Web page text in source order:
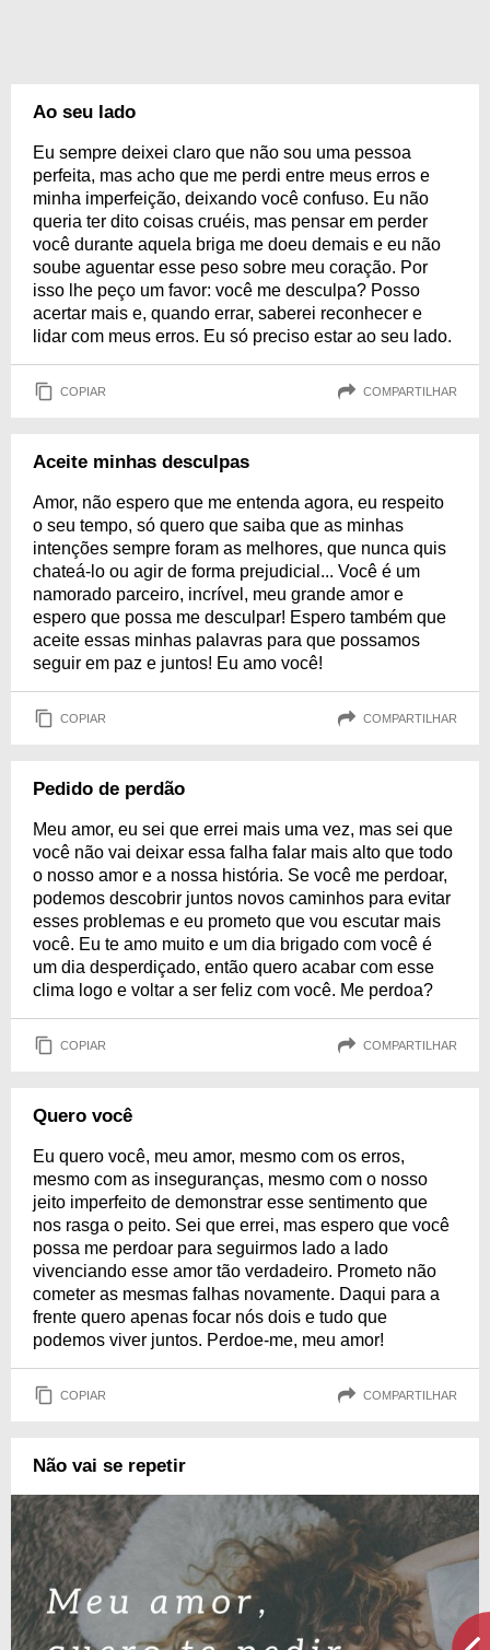
Ao seu lado
Eu sempre deixei claro que não sou uma pessoa
perfeita, mas acho que me perdi entre meus erros e
minha imperfeição, deixando você confuso. Eu não
queria ter dito coisas cruéis, mas pensar em perder
você durante aquela briga me doeu demais e eu não
soube aguentar esse peso sobre meu coração. Por
isso lhe peço um favor: você me desculpa? Posso
acertar mais e, quando errar, saberei reconhecer e
lidar com meus erros. Eu só preciso estar ao seu lado.
COPIAR COMPARTILHAR
Aceite minhas desculpas
Amor, não espero que me entenda agora, eu respeito
o seu tempo, só quero que saiba que as minhas
intenções sempre foram as melhores, que nunca quis
chateá-lo ou agir de forma prejudicial... Você é um
namorado parceiro, incrível, meu grande amor e
espero que possa me desculpar! Espero também que
aceite essas minhas palavras para que possamos
seguir em paz e juntos! Eu amo você!
COPIAR COMPARTILHAR
Pedido de perdão
Meu amor, eu sei que errei mais uma vez, mas sei que
você não vai deixar essa falha falar mais alto que todo
o nosso amor e a nossa história. Se você me perdoar,
podemos descobrir juntos novos caminhos para evitar
esses problemas e eu prometo que vou escutar mais
você. Eu te amo muito e um dia brigado com você é
um dia desperdiçado, então quero acabar com esse
clima logo e voltar a ser feliz com você. Me perdoa?
COPIAR COMPARTILHAR
Quero você
Eu quero você, meu amor, mesmo com os erros,
mesmo com as inseguranças, mesmo com o nosso
jeito imperfeito de demonstrar esse sentimento que
nos rasga o peito. Sei que errei, mas espero que você
possa me perdoar para seguirmos lado a lado
vivenciando esse amor tão verdadeiro. Prometo não
cometer as mesmas falhas novamente. Daqui para a
frente quero apenas focar nós dois e tudo que
podemos viver juntos. Perdoe-me, meu amor!
COPIAR COMPARTILHAR
Não vai se repetir